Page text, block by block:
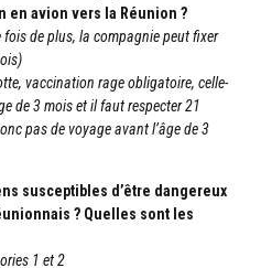
en avion vers la Réunion ?
fois de plus, la compagnie peut fixer
vaccination rage obligatoire, celle-
de 3 mois et il faut respecter 21
pas de voyage avant l’âge de 3
susceptibles d’être dangereux
? Quelles sont les
1 et 2